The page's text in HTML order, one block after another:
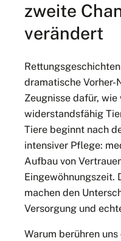
zweite
verändert
dramatische Vorher-
Zeugnisse dafür,
widerstandsfähig
Tiere beginnt nach
intensiver Pflege:
Aufbau von
Eingewöhnungszeit.
machen den
Versorgung und
Warum berühren